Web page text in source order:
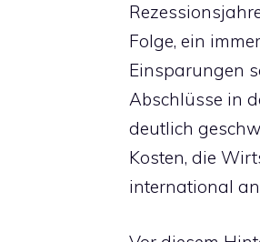
Folge, ein
Einsparungen
Abschlüsse in
deutlich
Kosten, die
international